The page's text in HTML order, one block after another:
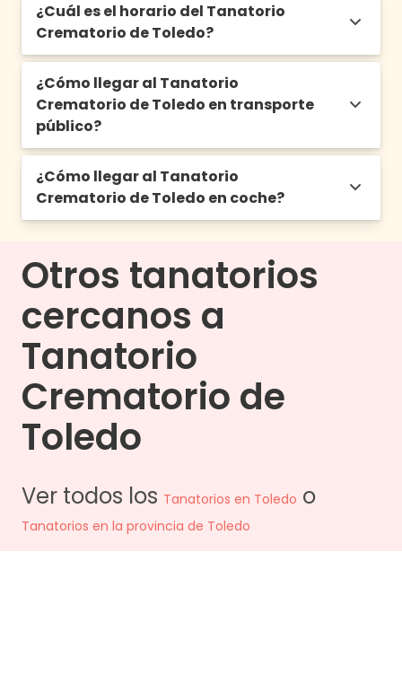
P.º de San Eugenio, 0, 45003 Toledo
¿Cuál es el horario del Tanatorio
Crematorio de Toledo?
24 hrs los 365 días del año
¿Cómo llegar al Tanatorio
Crematorio de Toledo en transporte
público?
Autobuses: Línea L14. La estación Frente
Cementerio Puerta Principal es la más
cercana al Tanatorio y se ubica a tan solo 2
Tren: Línea AVANT. La estación de Tren de
Toledo es la más cercana al Tanatorio y se
ubica a una distancia de 30 minutos a pie.
¿Cómo llegar al Tanatorio
Crematorio de Toledo en coche?
delestacionamiento privado
proporcionado en las instalaciones del
Tanatorio. Si te diriges desde el Centro de la
ciudad de Toledo el recorrido tomará
aproximadamente 7 minutos.
Otros tanatorios
cercanos a
Tanatorio
Crematorio de
Toledo
Ver todos los Tanatorios en Toledo o
Tanatorios en la provincia de Toledo